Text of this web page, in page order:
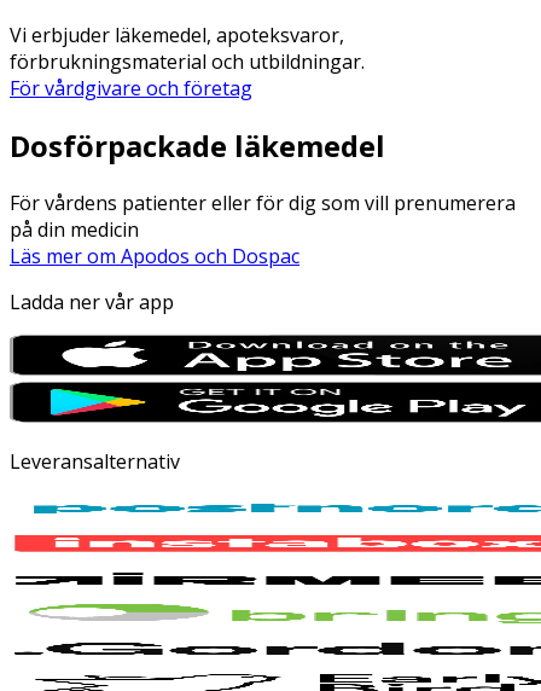
Vi erbjuder läkemedel, apoteksvaror,
förbrukningsmaterial och utbildningar.
För vårdgivare och företag
Dosförpackade läkemedel
För vårdens patienter eller för dig som vill prenumerera
på din medicin
Läs mer om Apodos och Dospac
Ladda ner vår app
Leveransalternativ